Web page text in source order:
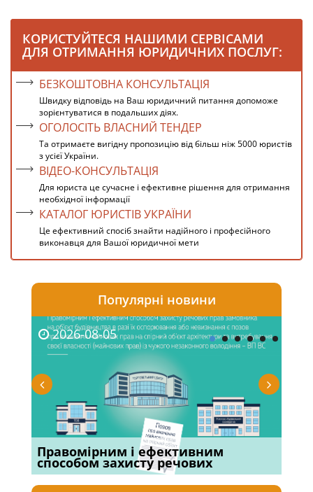
КОРИСТУЙТЕСЯ НАШИМИ СЕРВІСАМИ
ДЛЯ ОТРИМАННЯ ЮРИДИЧНИХ ПОСЛУГ:
БЕЗКОШТОВНА КОНСУЛЬТАЦІЯ
Швидку відповідь на Ваш юридичний питання допоможе
зорієнтуватися в подальших діях.
ОГОЛОСІТЬ ВЛАСНИЙ ТЕНДЕР
Та отримаєте вигідну пропозицію від більш ніж 5000 юристів
з усієї України.
ВІДЕО-КОНСУЛЬТАЦІЯ
Для юриста це сучасне і ефективне рішення для отримання
необхідної інформації
КАТАЛОГ ЮРИСТІВ УКРАЇНИ
Це ефективний спосіб знайти надійного і професійного
виконавця для Вашої юридичної мети
Популярні новини
2026-08-05
Правомірним і ефективним
способом захисту речових